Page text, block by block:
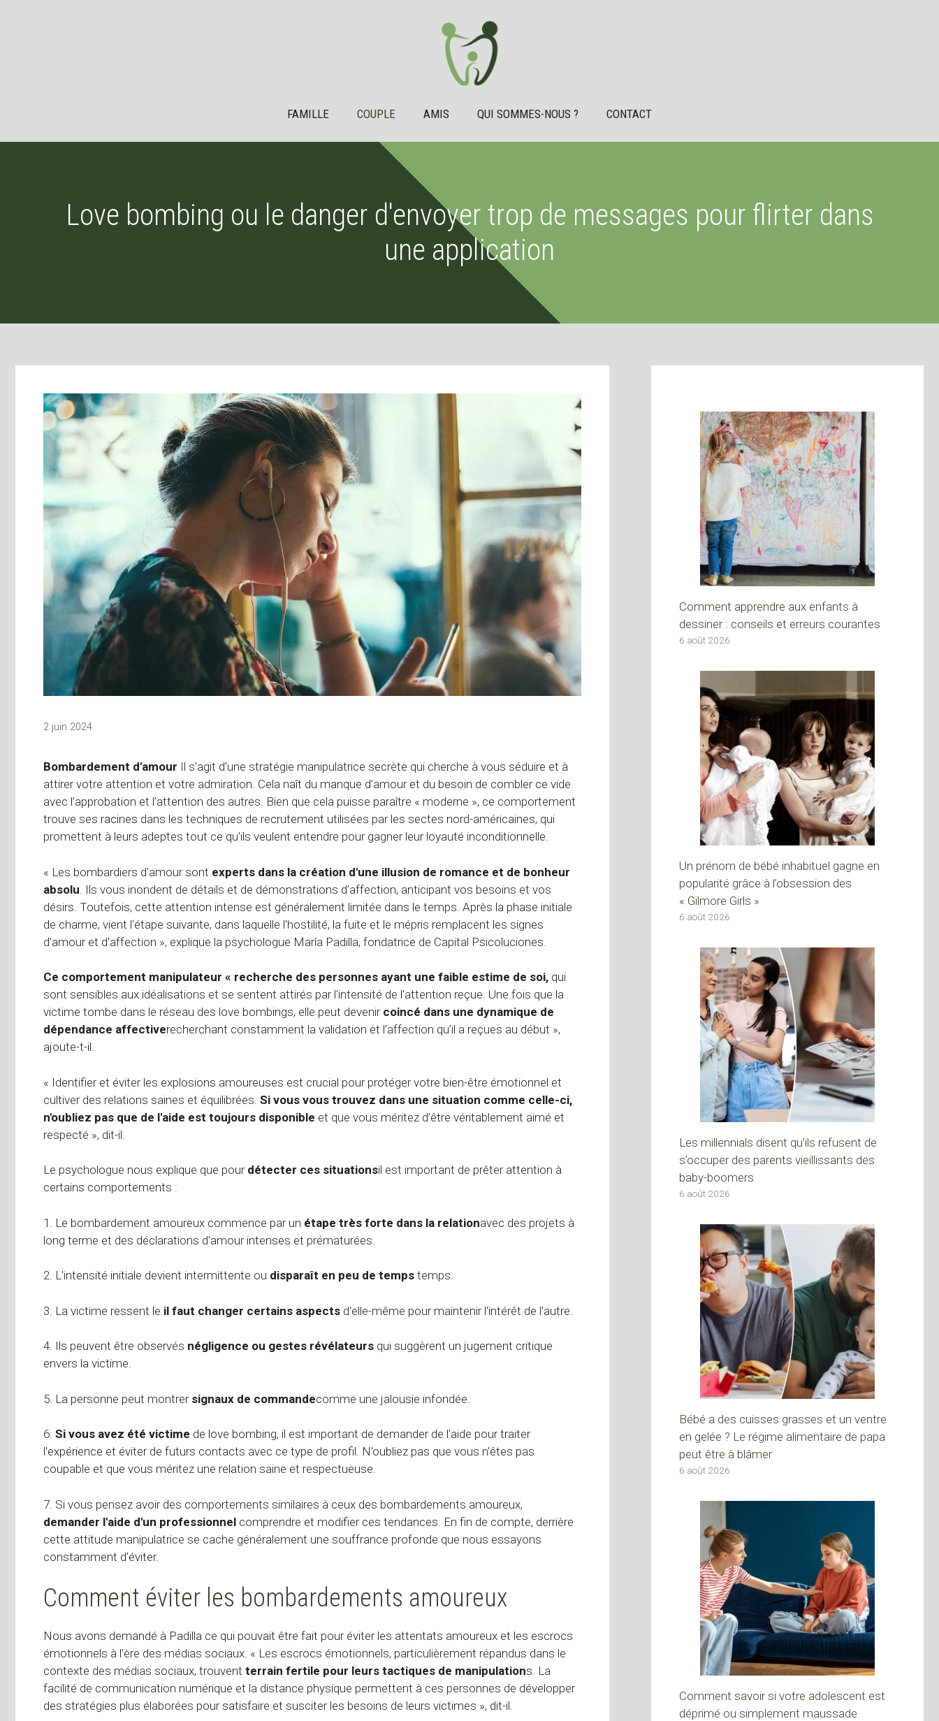
FAMILLE COUPLE AMIS QUI SOMMES-NOUS ? CONTACT
Love bombing ou le danger d'envoyer trop de messages pour flirter dans
une application
2 juin 2024
Bombardement d'amour Il s’agit d’une stratégie manipulatrice secrète qui cherche à vous séduire et à
attirer votre attention et votre admiration. Cela naît du manque d’amour et du besoin de combler ce vide
avec l’approbation et l’attention des autres. Bien que cela puisse paraître « moderne », ce comportement
trouve ses racines dans les techniques de recrutement utilisées par les sectes nord-américaines, qui
promettent à leurs adeptes tout ce qu'ils veulent entendre pour gagner leur loyauté inconditionnelle.
« Les bombardiers d'amour sont experts dans la création d'une illusion de romance et de bonheur
absolu . Ils vous inondent de détails et de démonstrations d’affection, anticipant vos besoins et vos
désirs. Toutefois, cette attention intense est généralement limitée dans le temps. Après la phase initiale
de charme, vient l'étape suivante, dans laquelle l'hostilité, la fuite et le mépris remplacent les signes
d'amour et d'affection », explique la psychologue María Padilla, fondatrice de Capital Psicoluciones.
Ce comportement manipulateur « recherche des personnes ayant une faible estime de soi, qui
sont sensibles aux idéalisations et se sentent attirés par l'intensité de l'attention reçue. Une fois que la
victime tombe dans le réseau des love bombings, elle peut devenir coincé dans une dynamique de
dépendance affectiverecherchant constamment la validation et l’affection qu’il a reçues au début »,
ajoute-t-il.
« Identifier et éviter les explosions amoureuses est crucial pour protéger votre bien-être émotionnel et
cultiver des relations saines et équilibrées. Si vous vous trouvez dans une situation comme celle-ci,
n'oubliez pas que de l'aide est toujours disponible et que vous méritez d’être véritablement aimé et
respecté », dit-il.
Le psychologue nous explique que pour détecter ces situationsil est important de prêter attention à
certains comportements :
1. Le bombardement amoureux commence par un étape très forte dans la relationavec des projets à
long terme et des déclarations d'amour intenses et prématurées.
2. L'intensité initiale devient intermittente ou disparaît en peu de temps temps.
3. La victime ressent le il faut changer certains aspects d'elle-même pour maintenir l'intérêt de l'autre.
4. Ils peuvent être observés négligence ou gestes révélateurs qui suggèrent un jugement critique
envers la victime.
5. La personne peut montrer signaux de commandecomme une jalousie infondée.
6. Si vous avez été victime de love bombing, il est important de demander de l'aide pour traiter
l'expérience et éviter de futurs contacts avec ce type de profil. N'oubliez pas que vous n'êtes pas
coupable et que vous méritez une relation saine et respectueuse.
7. Si vous pensez avoir des comportements similaires à ceux des bombardements amoureux,
demander l'aide d'un professionnel comprendre et modifier ces tendances. En fin de compte, derrière
cette attitude manipulatrice se cache généralement une souffrance profonde que nous essayons
constamment d’éviter.
Comment éviter les bombardements amoureux
Nous avons demandé à Padilla ce qui pouvait être fait pour éviter les attentats amoureux et les escrocs
émotionnels à l'ère des médias sociaux. « Les escrocs émotionnels, particulièrement répandus dans le
contexte des médias sociaux, trouvent terrain fertile pour leurs tactiques de manipulations. La
facilité de communication numérique et la distance physique permettent à ces personnes de développer
des stratégies plus élaborées pour satisfaire et susciter les besoins de leurs victimes », dit-il.
Comment apprendre aux enfants à
dessiner : conseils et erreurs courantes
6 août 2026
Un prénom de bébé inhabituel gagne en
popularité grâce à l’obsession des
« Gilmore Girls »
6 août 2026
Les millennials disent qu’ils refusent de
s’occuper des parents vieillissants des
baby-boomers
6 août 2026
Bébé a des cuisses grasses et un ventre
en gelée ? Le régime alimentaire de papa
peut être à blâmer
6 août 2026
Comment savoir si votre adolescent est
déprimé ou simplement maussade